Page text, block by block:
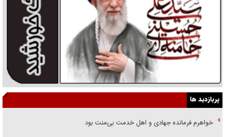
پربازدید ها
خواهرم فرمانده جهادی و اهل خدمت بی‌منت بود